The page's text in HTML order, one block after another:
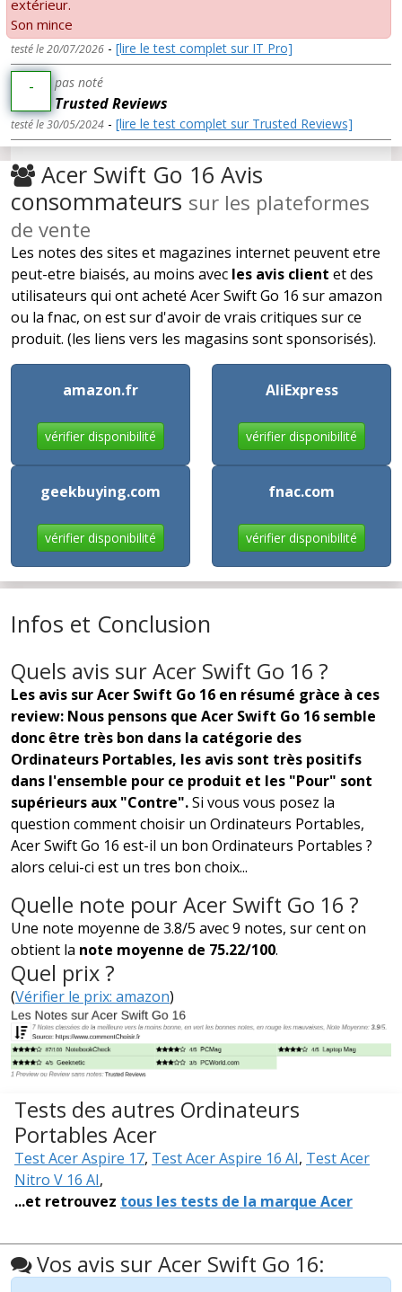
extérieur.
Son mince
testé le 20/07/2026 - [lire le test complet sur IT Pro]
- pas noté
Trusted Reviews
testé le 30/05/2024 - [lire le test complet sur Trusted Reviews]
Acer Swift Go 16 Avis
consommateurs sur les plateformes
de vente
Les notes des sites et magazines internet peuvent etre
peut-etre biaisés, au moins avec les avis client et des
utilisateurs qui ont acheté Acer Swift Go 16 sur amazon
ou la fnac, on est sur d'avoir de vrais critiques sur ce
produit. (les liens vers les magasins sont sponsorisés).
amazon.fr
vérifier disponibilité
AliExpress
vérifier disponibilité
geekbuying.com
vérifier disponibilité
fnac.com
vérifier disponibilité
Infos et Conclusion
Quels avis sur Acer Swift Go 16 ?
Les avis sur Acer Swift Go 16 en résumé gràce à ces
review: Nous pensons que Acer Swift Go 16 semble
donc être très bon dans la catégorie des
Ordinateurs Portables, les avis sont très positifs
dans l'ensemble pour ce produit et les "Pour" sont
supérieurs aux "Contre".Si vous vous posez la
question comment choisir un Ordinateurs Portables,
Acer Swift Go 16 est-il un bon Ordinateurs Portables ?
alors celui-ci est un tres bon choix...
Quelle note pour Acer Swift Go 16 ?
Une note moyenne de 3.8/5 avec 9 notes, sur cent on
obtient la note moyenne de 75.22/100.
Quel prix ?
(Vérifier le prix: amazon)
Tests des autres Ordinateurs
Portables Acer
Test Acer Aspire 17, Test Acer Aspire 16 AI, Test Acer
Nitro V 16 AI,
...et retrouvez tous les tests de la marque Acer
Vos avis sur Acer Swift Go 16: